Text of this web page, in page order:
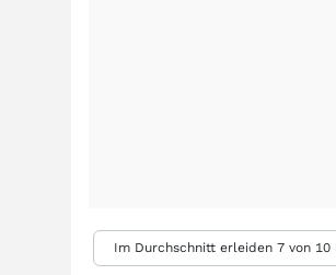
Im Durchschnitt erleiden 7 von